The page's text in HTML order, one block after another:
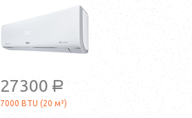
27300 a
7000 BTU (20 м²)